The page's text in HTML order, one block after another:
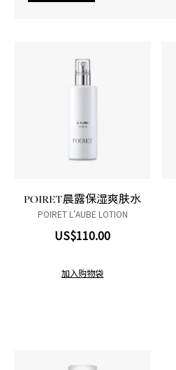
POIRET晨露保湿爽肤水
POIRET L'AUBE LOTION
US$110.00
加入购物袋